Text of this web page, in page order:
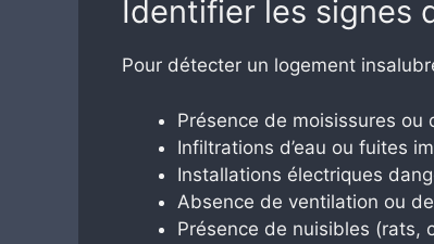
Identifier les signes
Pour détecter un logement
Présence de moisissures ou
Infiltrations d’eau ou fuites
Installations électriques
Absence de ventilation ou
Présence de nuisibles (rats,